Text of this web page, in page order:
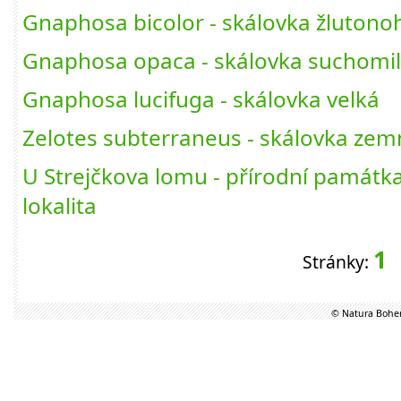
Gnaphosa bicolor - skálovka
Gnaphosa opaca - skálovka
Gnaphosa lucifuga - skálovka velká
Zelotes subterraneus - skálovka
U Strejčkova lomu - přírodní
lokalita
Stránky: 1
© Natura